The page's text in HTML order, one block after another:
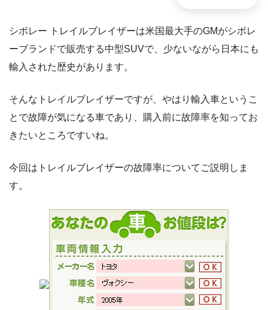
シボレー トレイルブレイザーは米国最大手のGMがシボレ
ーブランドで販売する中型SUVで、少ないながら日本にも
輸入された歴史があります。
そんなトレイルブレイザーですが、やはり輸入車というこ
とで故障が気になる車であり、購入前に故障率を知ってお
きたいところですいね。
今回はトレイルブレイザーの故障率についてご説明しま
す。